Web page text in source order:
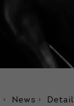
News Detail